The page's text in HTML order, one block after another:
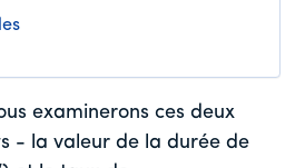
examinerons ces deux
- la valeur de la durée de